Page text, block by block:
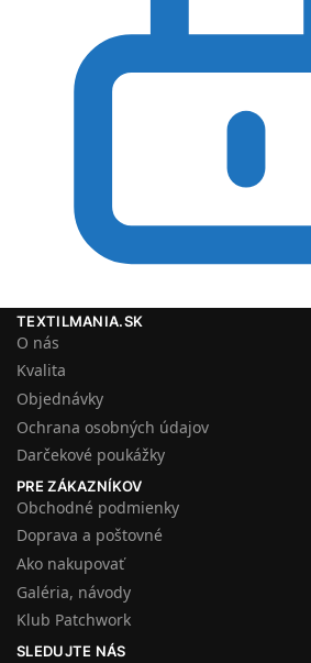
TEXTILMANIA.SK
O nás
Kvalita
Objednávky
Ochrana osobných údajov
Darčekové poukážky
PRE ZÁKAZNÍKOV
Obchodné podmienky
Doprava a poštovné
Ako nakupovať
Galéria, návody
Klub Patchwork
SLEDUJTE NÁS